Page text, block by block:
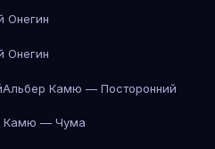
Онегин
Онегин
Альбер Камю — Посторонний
Камю — Чума